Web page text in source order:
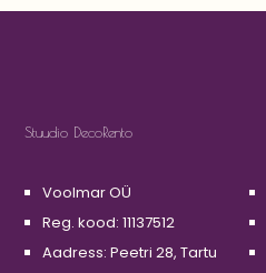
Stuudio DecoRento
Voolmar OÜ
Reg. kood: 11137512
Aadress: Peetri 28, Tartu